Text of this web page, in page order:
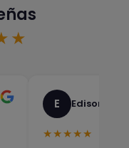
E Edison
★★★★★